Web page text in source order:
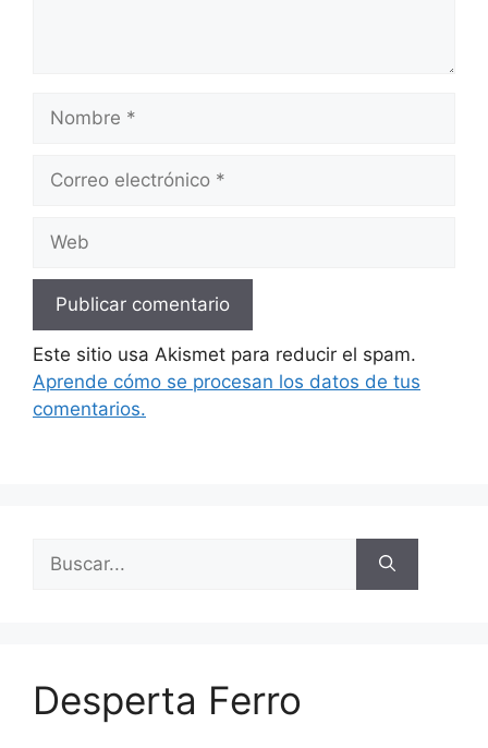
Nombre
Correo
Web
Este sitio usa Akismet para reducir el spam.
Aprende cómo se procesan los datos de tus
comentarios.
Desperta Ferro